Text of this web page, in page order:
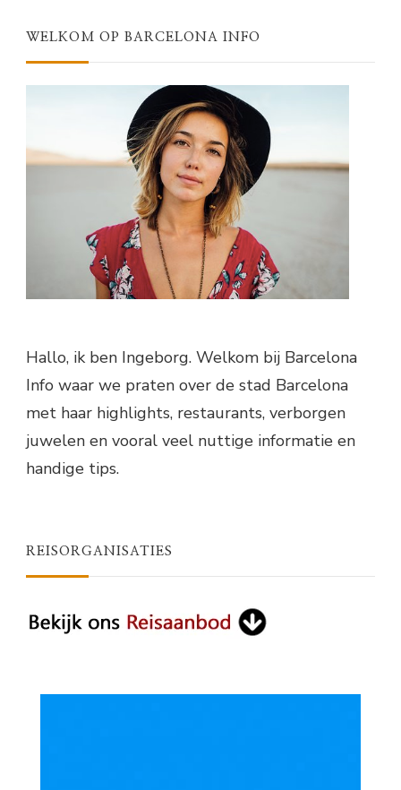
WELKOM OP BARCELONA INFO
Hallo, ik ben Ingeborg. Welkom bij Barcelona
Info waar we praten over de stad Barcelona
met haar highlights, restaurants, verborgen
juwelen en vooral veel nuttige informatie en
handige tips.
REISORGANISATIES